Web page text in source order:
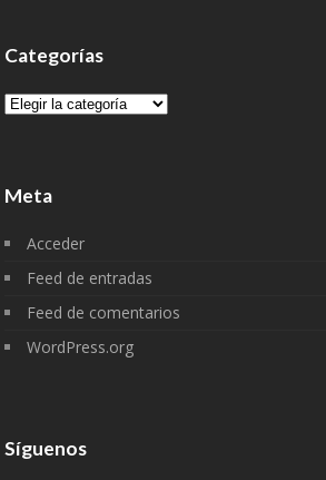
Categorías
Categorías
Meta
Acceder
Feed de entradas
Feed de comentarios
WordPress.org
Síguenos